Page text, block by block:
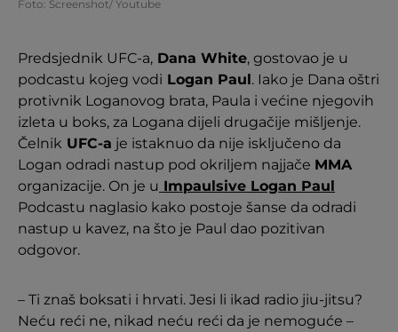
Foto: Screenshot/ Youtube
Predsjednik UFC-a, Dana White, gostovao je u
podcastu kojeg vodi Logan Paul. Iako je Dana oštri
protivnik Loganovog brata, Paula i većine njegovih
izleta u boks, za Logana dijeli drugačije mišljenje.
Čelnik UFC-a je istaknuo da nije isključeno da
Logan odradi nastup pod okriljem najjače MMA
organizacije. On je u Impaulsive Logan Paul
Podcastu naglasio kako postoje šanse da odradi
nastup u kavez, na što je Paul dao pozitivan
odgovor.
– Ti znaš boksati i hrvati. Jesi li ikad radio jiu-jitsu?
Neću reći ne, nikad neću reći da je nemoguće –